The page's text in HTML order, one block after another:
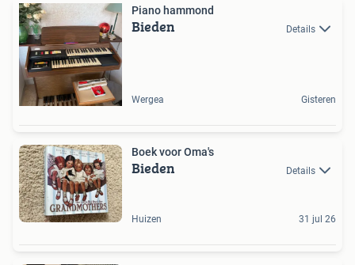
Piano hammond
Bieden Details
Wergea Gisteren
Boek voor Oma's
Bieden Details
Huizen 31 jul 26